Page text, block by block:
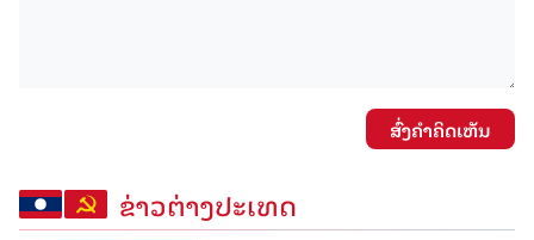
ສົ່ງຄໍາຄິດເຫັນ
ຂ່າວຕ່າງປະເທດ